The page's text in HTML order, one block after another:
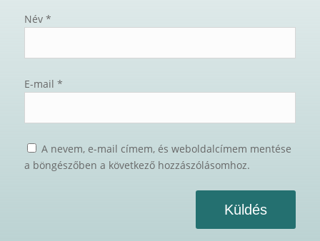
Név *
E-mail *
A nevem, e-mail címem, és weboldalcímem mentése
a böngészőben a következő hozzászólásomhoz.
Küldés